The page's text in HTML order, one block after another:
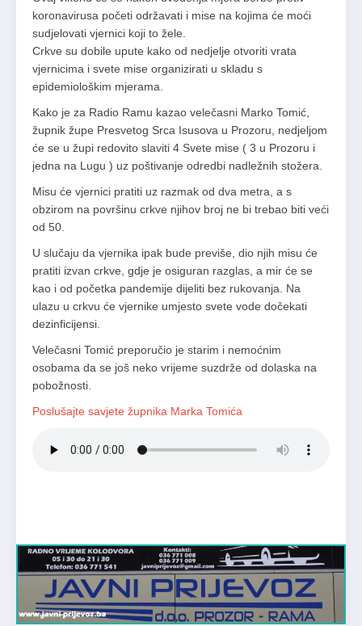
koronavirusa početi održavati i mise na kojima će moći
sudjelovati vjernici koji to žele.
Crkve su dobile upute kako od nedjelje otvoriti vrata
vjernicima i svete mise organizirati u skladu s
epidemiološkim mjerama.
Kako je za Radio Ramu kazao velečasni Marko Tomić,
župnik župe Presvetog Srca Isusova u Prozoru, nedjeljom
će se u župi redovito slaviti 4 Svete mise ( 3 u Prozoru i
jedna na Lugu ) uz poštivanje odredbi nadležnih stožera.
Misu će vjernici pratiti uz razmak od dva metra, a s
obzirom na površinu crkve njihov broj ne bi trebao biti veći
od 50.
U slučaju da vjernika ipak bude previše, dio njih misu će
pratiti izvan crkve, gdje je osiguran razglas, a mir će se
kao i od početka pandemije dijeliti bez rukovanja. Na
ulazu u crkvu će vjernike umjesto svete vode dočekati
dezinficijensi.
Velečasni Tomić preporučio je starim i nemoćnim
osobama da se još neko vrijeme suzdrže od dolaska na
pobožnosti.
Poslušajte savjete župnika Marka Tomića